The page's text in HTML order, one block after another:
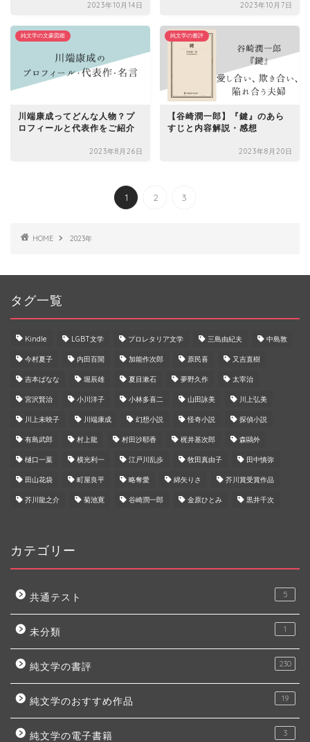
2023年10月14日 2023年10月7日
純文学の文豪図鑑
川端康成ってどんな人物？プ
ロフィールと代表作をご紹介
2023年8月26日
純文学の書評
【谷崎潤一郎】『鍵』のあら
すじと内容解説・感想
2023年8月20日
1 2 3
HOME 2023年
タグ一覧
Kindle LGBT文学 プロレタリア文学 三島由紀夫 中島敦
今村夏子 内田百閒 加能作次郎 原民喜 又吉直樹
吉本ばなな 堀辰雄 夏目漱石 夢野久作 太宰治
宮沢賢治 小川洋子 小林多喜二 山田詠美 川上弘美
川上未映子 川端康成 幻想小説 怪奇小説 探偵小説
有島武郎 村上龍 村田沙耶香 梶井基次郎 森鷗外
樋口一葉 横光利一 江戸川乱歩 牧田真由子 田中慎弥
田山花袋 町屋良平 略奪愛 綿矢りさ 芥川賞受賞作品
芥川龍之介 菊池寛 谷崎潤一郎 金原ひとみ 黒井千次
カテゴリー
共通テスト 5
未分類 1
純文学の書評 230
純文学のおすすめ作品 19
純文学の電子書籍 3